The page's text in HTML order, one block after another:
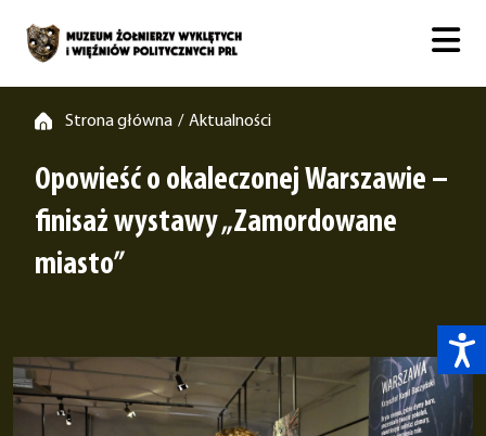
Strona główna / Aktualności
Opowieść o okaleczonej Warszawie –
finisaż wystawy „Zamordowane
miasto”